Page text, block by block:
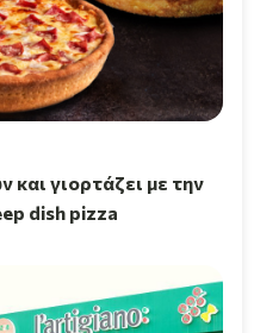
και γιορτάζει με την
dish pizza